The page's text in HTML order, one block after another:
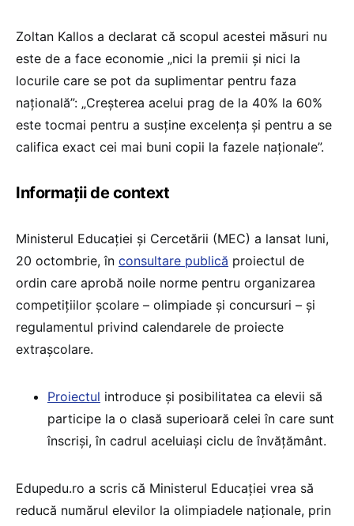
Zoltan Kallos a declarat că scopul acestei măsuri nu
este de a face economie „nici la premii și nici la
locurile care se pot da suplimentar pentru faza
națională”: „Creșterea acelui prag de la 40% la 60%
este tocmai pentru a susține excelența și pentru a se
califica exact cei mai buni copii la fazele naționale”.
Informații de context
Ministerul Educației și Cercetării (MEC) a lansat luni,
20 octombrie, în consultare publică proiectul de
ordin care aprobă noile norme pentru organizarea
competițiilor școlare – olimpiade și concursuri – și
regulamentul privind calendarele de proiecte
extrașcolare.
Proiectul introduce și posibilitatea ca elevii să
participe la o clasă superioară celei în care sunt
înscriși, în cadrul aceluiași ciclu de învățământ.
Edupedu.ro a scris că Ministerul Educației vrea să
reducă numărul elevilor la olimpiadele naționale, prin